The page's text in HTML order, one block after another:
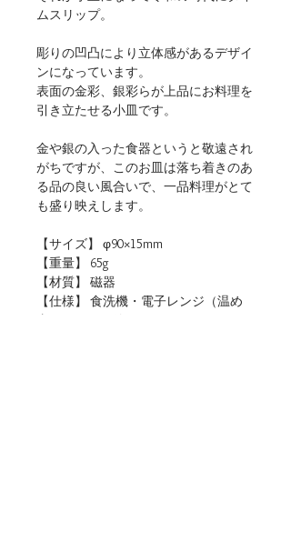
ムスリップ。
彫りの凹凸により立体感があるデザイ
ンになっています。
表面の金彩、銀彩らが上品にお料理を
引き立たせる小皿です。
金や銀の入った食器というと敬遠され
がちですが、このお皿は落ち着きのあ
る品の良い風合いで、一品料理がとて
も盛り映えします。
【サイズ】 φ90×15mm
【重量】 65g
【材質】 磁器
【仕様】 食洗機・電子レンジ（温め
直しに限る）使用可